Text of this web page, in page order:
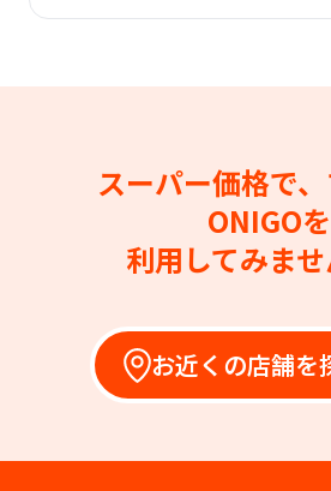
スーパー価格で
ONIGOを
利用してみま
お近くの店舗を